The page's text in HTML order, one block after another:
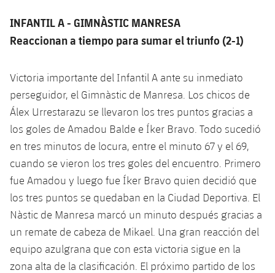
VALORANT Game Changers
INFANTIL A - GIMNÀSTIC MANRESA
Reaccionan a tiempo para sumar el triunfo (2-1)
Victoria importante del Infantil A ante su inmediato
perseguidor, el Gimnàstic de Manresa. Los chicos de
Álex Urrestarazu se llevaron los tres puntos gracias a
los goles de Amadou Balde e Íker Bravo. Todo sucedió
en tres minutos de locura, entre el minuto 67 y el 69,
cuando se vieron los tres goles del encuentro. Primero
fue Amadou y luego fue Íker Bravo quien decidió que
los tres puntos se quedaban en la Ciudad Deportiva. El
Nàstic de Manresa marcó un minuto después gracias a
un remate de cabeza de Mikael. Una gran reacción del
equipo azulgrana que con esta victoria sigue en la
zona alta de la clasificación. El próximo partido de los